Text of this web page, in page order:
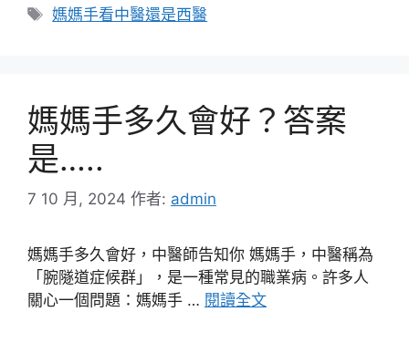
標
媽媽手看中醫還是西醫
媽媽手多久會好？答案
是…..
7 10 月, 2024 作者: admin
媽媽手多久會好，中醫師告知你 媽媽手，中醫稱為
「腕隧道症候群」，是一種常見的職業病。許多人
關心一個問題：媽媽手 … 閱讀全文